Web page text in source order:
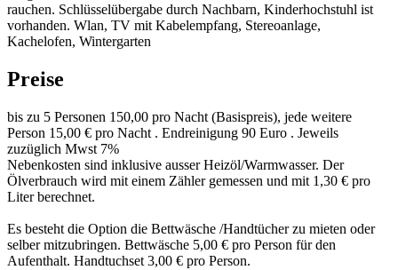
rauchen. Schlüsselübergabe durch Nachbarn, Kinderhochstuhl ist
vorhanden. Wlan, TV mit Kabelempfang, Stereoanlage,
Kachelofen, Wintergarten
Preise
bis zu 5 Personen 150,00 pro Nacht (Basispreis), jede weitere
Person 15,00 € pro Nacht . Endreinigung 90 Euro . Jeweils
zuzüglich Mwst 7%
Nebenkosten sind inklusive ausser Heizöl/Warmwasser. Der
Ölverbrauch wird mit einem Zähler gemessen und mit 1,30 € pro
Liter berechnet.
Es besteht die Option die Bettwäsche /Handtücher zu mieten oder
selber mitzubringen. Bettwäsche 5,00 € pro Person für den
Aufenthalt. Handtuchset 3,00 € pro Person.